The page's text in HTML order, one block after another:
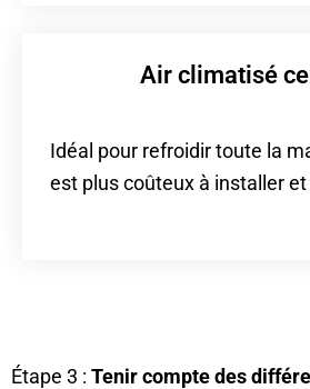
Air climatisé
Idéal pour refroidir toute la
est plus coûteux à installer
Étape 3 : Tenir compte des